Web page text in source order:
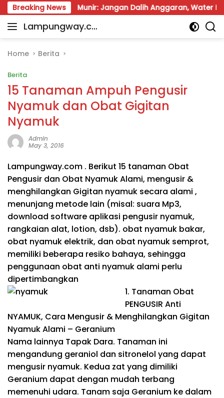
Skip
to
content
Breaking NewsMunir: Jangan Dalih Anggaran, Water Meter
Lampungway.co
Portal
Daerah
Terpercaya
dan
Terupdate
Home Berita
Berita
15 Tanaman Ampuh Pengusir
Nyamuk dan Obat Gigitan
Nyamuk
Admin
May 3, 2016
Lampungway.com . Berikut 15 tanaman Obat
Pengusir dan Obat Nyamuk Alami, mengusir &
menghilangkan Gigitan nyamuk secara alami ,
menunjang metode lain (misal: suara Mp3,
download software aplikasi pengusir nyamuk,
rangkaian alat, lotion, dsb). obat nyamuk bakar,
obat nyamuk elektrik, dan obat nyamuk semprot,
memiliki beberapa resiko bahaya, sehingga
penggunaan obat anti nyamuk alami perlu
dipertimbangkan
1. Tanaman Obat
PENGUSIR Anti
NYAMUK, Cara Mengusir & Menghilangkan Gigitan
Nyamuk Alami – Geranium
Nama lainnya Tapak Dara. Tanaman ini
mengandung geraniol dan sitronelol yang dapat
mengusir nyamuk. Kedua zat yang dimiliki
Geranium dapat dengan mudah terbang
memenuhi udara. Tanam saja Geranium ke dalam